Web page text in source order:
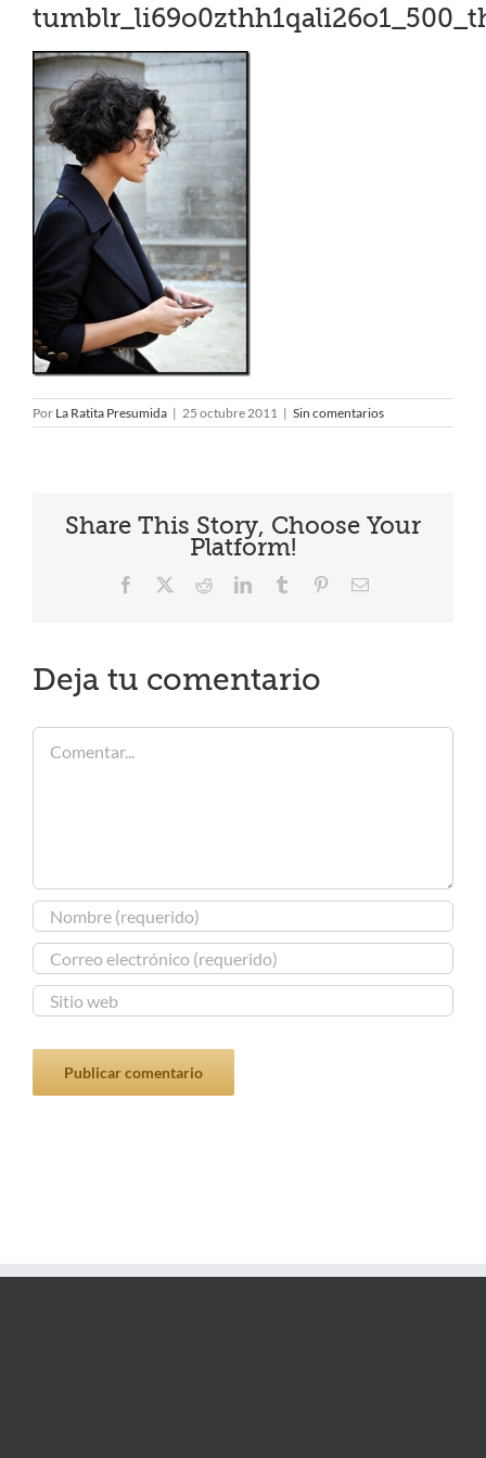
Por La Ratita Presumida | 25 octubre 2011 | Sin comentarios
Share This Story, Choose Your
Platform!
Facebook RedditLinkedInTumblr PinterestCorreo
Deja tu comentario
Comentar